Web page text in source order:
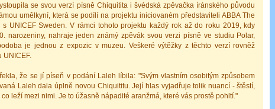
se svou verzí písně Chiquitita i švédská zpěvačka íránského původu
umělkyní, která se podílí na projektu iniciovaném představiteli ABBA The
s UNICEF Sweden. V rámci tohoto projektu každý rok až do roku 2019, kdy
narozeniny, nahraje jeden známý zpěvák svou verzi písně ve studiu Polar,
je jednou z expozic v muzeu. Veškeré výtěžky z těchto verzí rovněž
UNICEF.
že se jí píseň v podání Laleh líbila: "Svým vlastním osobitým způsobem
Laleh dala úplně novou Chiquititu. Její hlas vyjadřuje tolik nuancí - štěstí,
leží mezi nimi. Je to úžasně nápadité aranžmá, které vás prostě pohltí."